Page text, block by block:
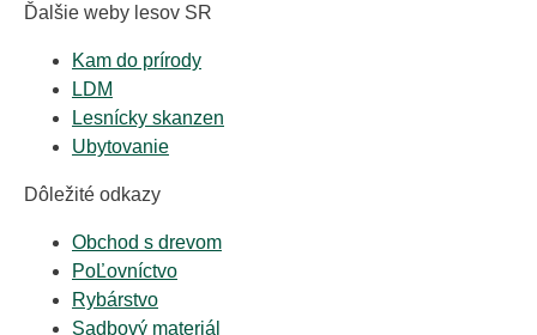
Ďalšie weby lesov SR
Kam do prírody
LDM
Lesnícky skanzen
Ubytovanie
Dôležité odkazy
Obchod s drevom
PoĽovníctvo
Rybárstvo
Sadbový materiál